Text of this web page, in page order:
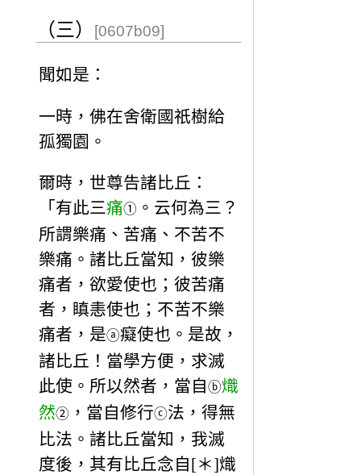
（三） [0607b09]
聞如是：
一時，佛在舍衛國祇樹給
孤獨園。
爾時，世尊告諸比丘：
「有此三痛① 。云何為三？
所謂樂痛、苦痛、不苦不
樂痛。諸比丘當知，彼樂
痛者，欲愛使也；彼苦痛
者，瞋恚使也；不苦不樂
痛者，是ⓐ癡使也。是故，
諸比丘！當學方便，求滅
此使。所以然者，當自ⓑ熾
然② ，當自修行ⓒ法，得無
比法。諸比丘當知，我滅
度後，其有比丘念自[＊]熾